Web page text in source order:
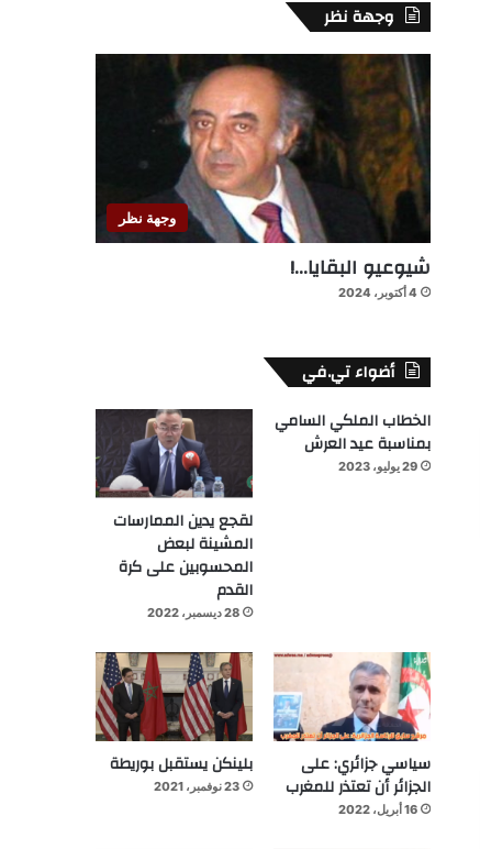
وجهة نظر
وجهة نظر
شيوعيو البقايا…!
4 أكتوبر، 2024
أضواء تي.في
الخطاب الملكي السامي
بمناسبة عيد العرش
29 يوليو، 2023
لقجع يدين الممارسات
المشينة لبعض
المحسوبين على كرة
القدم
28 ديسمبر، 2022
سياسي جزائري: على
الجزائر أن تعتذر للمغرب
16 أبريل، 2022
بلينكن يستقبل بوريطة
23 نوفمبر، 2021